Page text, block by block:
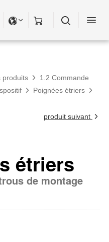
produits
1.2 Commande
Poignées étriers
produit suivant
étriers
de montage